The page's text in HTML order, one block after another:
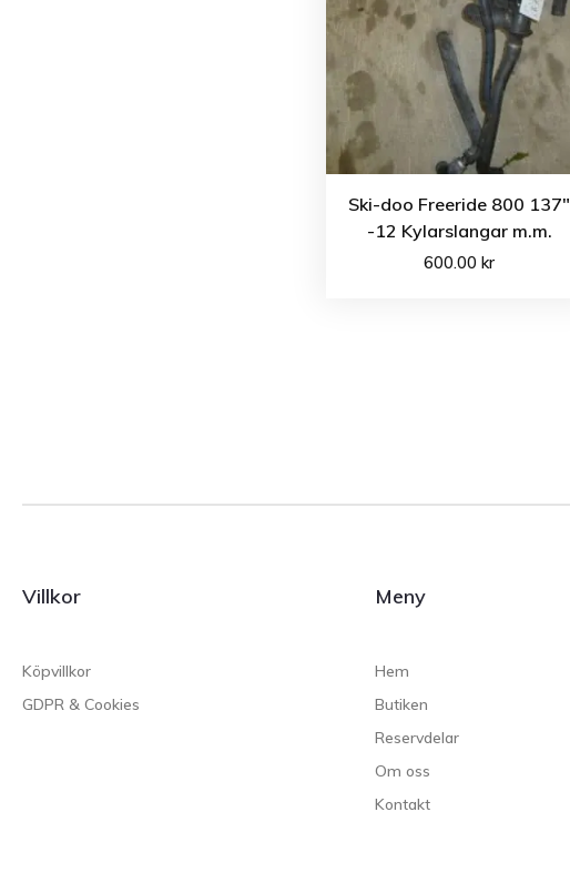
Ski-doo Freeride 800 137″
-12 Kylarslangar m.m.
600.00kr
Villkor
Köpvillkor
GDPR & Cookies
Meny
Hem
Butiken
Reservdelar
Om oss
Kontakt